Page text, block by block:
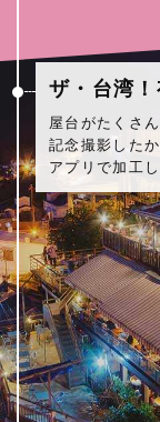
ザ・台湾
屋台がたくさ
記念撮影した
アプリで加工